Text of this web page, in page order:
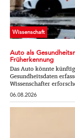
Wissenschaft
Auto als
Früherkennung
Das Auto könnte
Gesundheitsdaten
Wissenschafter
06.08.2026